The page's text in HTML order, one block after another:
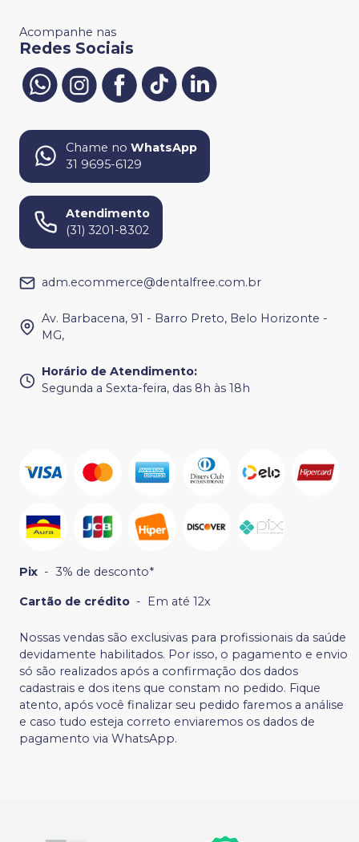
Acompanhe nas
Redes Sociais
Chame no WhatsApp
31 9695-6129
Atendimento
(31) 3201-8302
adm.ecommerce@dentalfree.com.br
Av. Barbacena, 91 - Barro Preto, Belo Horizonte -
MG,
Horário de Atendimento:
Segunda a Sexta-feira, das 8h às 18h
Pix - 3% de desconto*
Cartão de crédito - Em até 12x
Nossas vendas são exclusivas para profissionais da saúde
devidamente habilitados. Por isso, o pagamento e envio
só são realizados após a confirmação dos dados
cadastrais e dos itens que constam no pedido. Fique
atento, após você finalizar seu pedido faremos a análise
e caso tudo esteja correto enviaremos os dados de
pagamento via WhatsApp.